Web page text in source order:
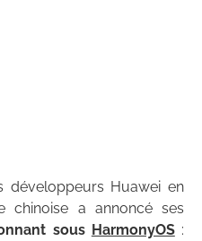
développeurs Huawei en
chinoise a annoncé ses
sous HarmonyOS: